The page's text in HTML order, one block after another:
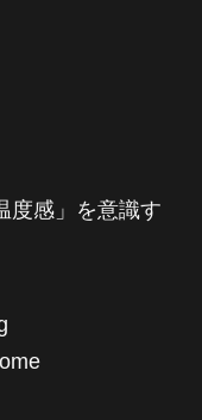
度感」を意識す